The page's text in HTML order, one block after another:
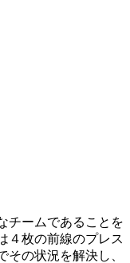
チームであることを
４枚の前線のプレス
の状況を解決し、